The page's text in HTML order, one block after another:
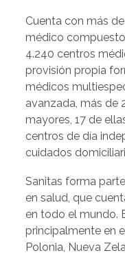
Cuenta con más
médico
4.240 centros
provisión propia
médicos
avanzada, más de
mayores, 17 de
centros de día
cuidados
Sanitas forma
en salud, que
en todo el mundo.
principalmente en
Polonia, Nueva